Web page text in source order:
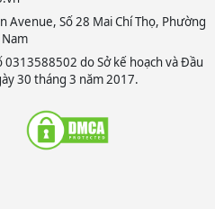
Avenue, Số 28 Mai Chí Thọ, Phường
do Sở kế hoạch và Đầu
30 tháng 3 năm 2017.